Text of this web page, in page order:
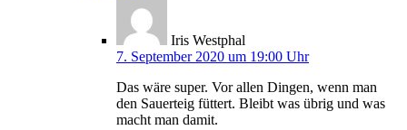
Iris Westphal
7. September 2020 um 19:00 Uhr
Das wäre super. Vor allen Dingen, wenn man
den Sauerteig füttert. Bleibt was übrig und was
macht man damit.